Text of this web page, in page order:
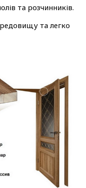
та розчинників.
та легко